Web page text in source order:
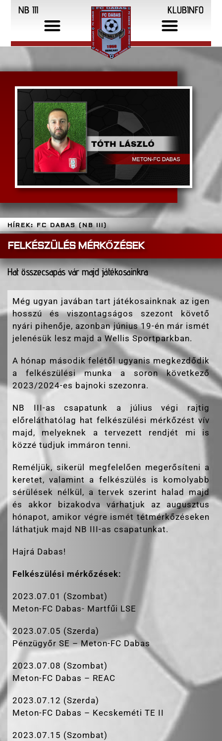
NB III KLUBINFO
HÍREK: FC DABAS (NB III)
FELKÉSZÜLÉS MÉRKŐZÉSEK
Hat összecsapás vár majd játékosainkra
Még ugyan javában tart játékosainknak az igen
hosszú és viszontagságos szezont követő
nyári pihenője, azonban június 19-én már ismét
jelenésük lesz majd a Wellis Sportparkban.
A hónap második felétől ugyanis megkezdődik
a felkészülési munka a soron következő
2023/2024-es bajnoki szezonra.
NB III-as csapatunk a július végi rajtig
előreláthatólag hat felkészülési mérkőzést vív
majd, melyeknek a tervezett rendjét mi is
közzé tudjuk immáron tenni.
Reméljük, sikerül megfelelően megerősíteni a
keretet, valamint a felkészülés is komolyabb
sérülések nélkül, a tervek szerint halad majd
és akkor bizakodva várhatjuk az augusztus
hónapot, amikor végre ismét tétmérkőzéseken
láthatjuk majd NB III-as csapatunkat.
Hajrá Dabas!
Felkészülési mérkőzések:
2023.07.01 (Szombat)
Meton-FC Dabas- Martfűi LSE
2023.07.05 (Szerda)
Pénzügyőr SE – Meton-FC Dabas
2023.07.08 (Szombat)
Meton-FC Dabas – REAC
2023.07.12 (Szerda)
Meton-FC Dabas – Kecskeméti TE II
2023.07.15 (Szombat)